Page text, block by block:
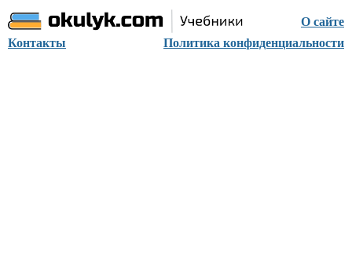
О сайте
Контакты
Политика конфиденциальности